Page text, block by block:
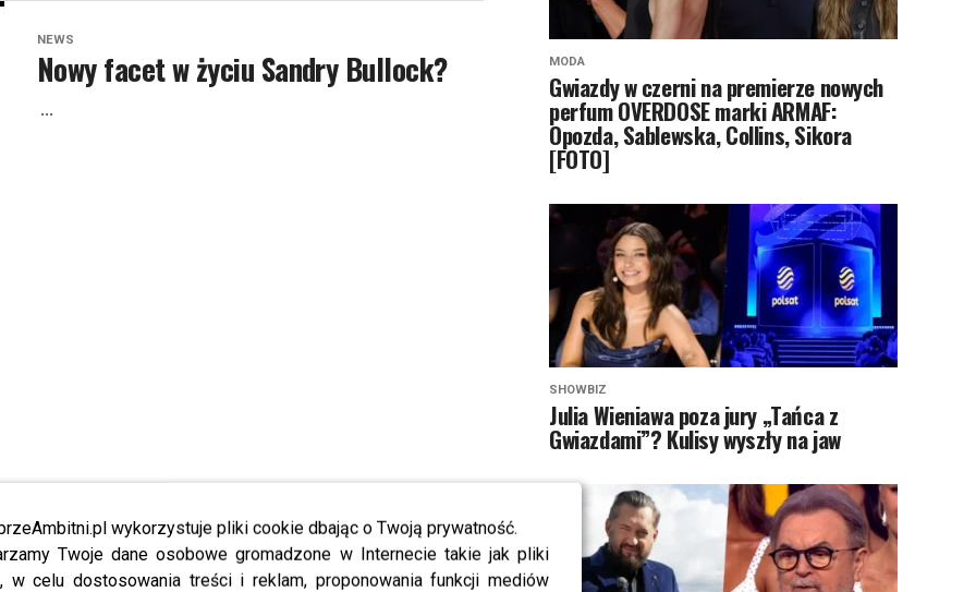
wykorzystuje pliki cookie dbając o Twoją prywatność.
Twoje dane osobowe gromadzone w Internecie takie jak pliki
w celu dostosowania treści i reklam, proponowania funkcji mediów
NEWS
Nowy facet w życiu Sandry Bullock?
...
MODA
Gwiazdy w czerni na premierze nowych
perfum OVERDOSE marki ARMAF:
Opozda, Sablewska, Collins, Sikora
[FOTO]
SHOWBIZ
Julia Wieniawa poza jury „Tańca z
Gwiazdami”? Kulisy wyszły na jaw